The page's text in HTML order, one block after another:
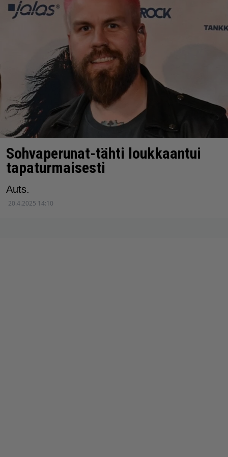
Sohvaperunat-tähti loukkaantui
tapaturmaisesti
Auts.
20.4.2025 14:10